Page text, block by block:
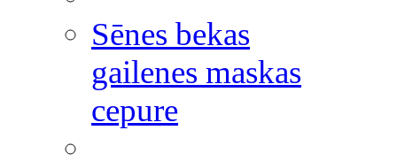
Sēnes bekas
gailenes maskas
cepure